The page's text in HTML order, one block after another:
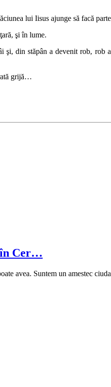
lui Iisus ajunge să facă
şi în lume.
din stăpân a devenit rob,
grijă…
în Cer…
avea. Suntem un amestec